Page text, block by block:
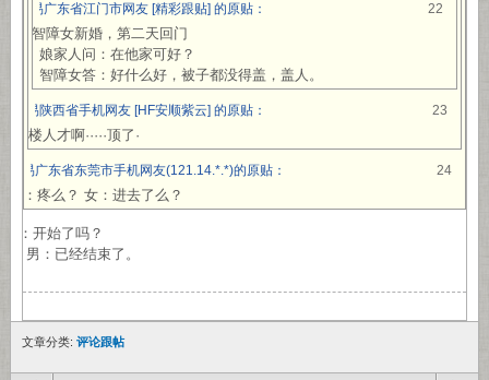
网易广东省江门市网友 [精彩跟贴] 的原贴： 22
一智障女新婚，第二天回门
娘家人问：在他家可好？
智障女答：好什么好，被子都没得盖，盖人。
网易陕西省手机网友 [HF安顺紫云] 的原贴： 23
21楼人才啊·····顶了·
网易广东省东莞市手机网友(121.14.*.*)的原贴： 24
男：疼么？ 女：进去了么？
女：开始了吗？
男：已经结束了。
文章分类: 评论跟帖